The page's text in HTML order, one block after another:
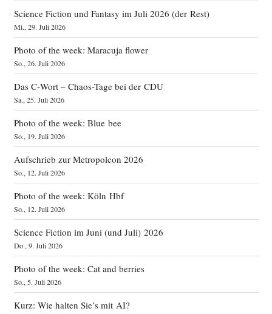
Science Fiction und Fantasy im Juli 2026 (der Rest)
Mi., 29. Juli 2026
Photo of the week: Maracuja flower
So., 26. Juli 2026
Das C‑Wort – Chaos-Tage bei der CDU
Sa., 25. Juli 2026
Photo of the week: Blue bee
So., 19. Juli 2026
Aufschrieb zur Metropolcon 2026
So., 12. Juli 2026
Photo of the week: Köln Hbf
So., 12. Juli 2026
Science Fiction im Juni (und Juli) 2026
Do., 9. Juli 2026
Photo of the week: Cat and berries
So., 5. Juli 2026
Kurz: Wie halten Sie’s mit AI?